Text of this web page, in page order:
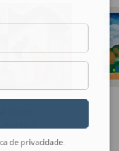
de privacidade.